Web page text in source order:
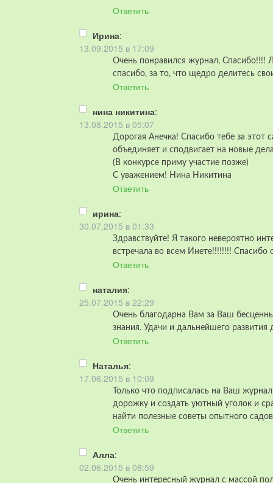
Ответить
Ирина:
13.09.2015 в 17:09
Очень понравился журнал, Спасибо!!!!
спасибо, за то, что щедро делитесь
Ответить
нина никитина:
13.08.2015 в 05:07
Дорогая Анечка! Спасибо тебе за этот
объединяет и сподвигает на новые
(В конкурсе приму участие позже)
С уважением! Нина Никитина
Ответить
ирина:
30.07.2015 в 01:33
Здравствуйте! Я такого невероятно
встречала во всем Инете!!!!!!!! Спасибо
Ответить
наталия:
25.07.2015 в 22:29
Очень благодарна Вам за Ваш
знания. Удачи и дальнейшего развития
Ответить
Наталья:
17.06.2015 в 10:09
Только что подписалась на Ваш
дорожку и создать уютный уголок и
найти полезные советы опытного
Ответить
Алла:
02.06.2015 в 08:59
Очень интересный журнал с массой